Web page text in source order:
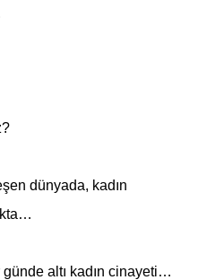
dünyada, kadın
altı kadın cinayeti…